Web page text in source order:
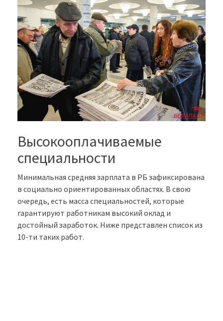
Высокооплачиваемые
специальности
Минимальная средняя зарплата в РБ зафиксирована
в социально ориентированных областях. В свою
очередь, есть масса специальностей, которые
гарантируют работникам высокий оклад и
достойный заработок. Ниже представлен список из
10-ти таких работ.